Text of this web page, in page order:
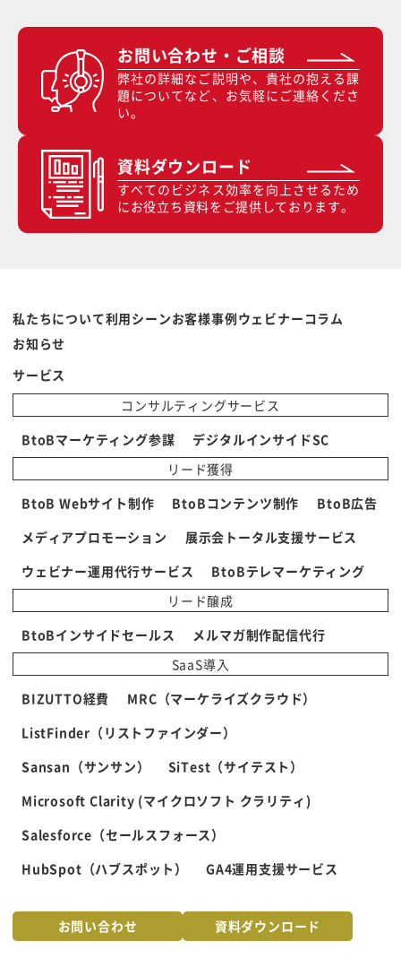
お問い合わせ・ご相談
弊社の詳細なご説明や、貴社の抱える課
題についてなど、お気軽にご連絡くださ
い。
資料ダウンロード
すべてのビジネス効率を向上させるため
にお役立ち資料をご提供しております。
私たちについて利用シーンお客様事例ウェビナー コラム
お知らせ
お問い合わせ 資料ダウンロード
サービス
コンサルティングサービス
BtoBマーケティング参謀
デジタルインサイドSC
リード獲得
BtoB Webサイト制作
BtoBコンテンツ制作
BtoB広告
メディアプロモーション
展示会トータル支援サービス
ウェビナー運用代行サービス
BtoBテレマーケティング
リード醸成
BtoBインサイドセールス
メルマガ制作配信代行
SaaS導入
BIZUTTO経費
MRC（マーケライズクラウド）
ListFinder（リストファインダー）
Sansan（サンサン）
SiTest（サイテスト）
Microsoft Clarity (マイクロソフト クラリティ)
Salesforce（セールスフォース）
HubSpot（ハブスポット）
GA4運用支援サービス